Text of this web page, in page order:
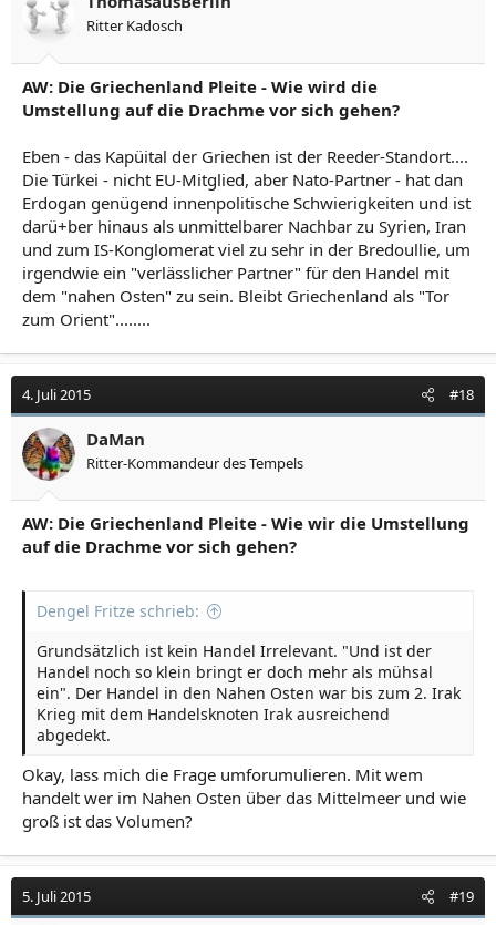
Ritter Kadosch
AW: Die Griechenland Pleite - Wie wird die
Umstellung auf die Drachme vor sich gehen?
Eben - das Kapüital der Griechen ist der Reeder-Standort....
Die Türkei - nicht EU-Mitglied, aber Nato-Partner - hat dan
Erdogan genügend innenpolitische Schwierigkeiten und ist
darü+ber hinaus als unmittelbarer Nachbar zu Syrien, Iran
und zum IS-Konglomerat viel zu sehr in der Bredoullie, um
irgendwie ein "verlässlicher Partner" für den Handel mit
dem "nahen Osten" zu sein. Bleibt Griechenland als "Tor
zum Orient"........
4. Juli 2015 #18
DaMan
Ritter-Kommandeur des Tempels
AW: Die Griechenland Pleite - Wie wir die Umstellung
auf die Drachme vor sich gehen?
Dengel Fritze schrieb:
Grundsätzlich ist kein Handel Irrelevant. "Und ist der
Handel noch so klein bringt er doch mehr als mühsal
ein". Der Handel in den Nahen Osten war bis zum 2. Irak
Krieg mit dem Handelsknoten Irak ausreichend
abgedekt.
Okay, lass mich die Frage umforumulieren. Mit wem
handelt wer im Nahen Osten über das Mittelmeer und wie
groß ist das Volumen?
5. Juli 2015 #19